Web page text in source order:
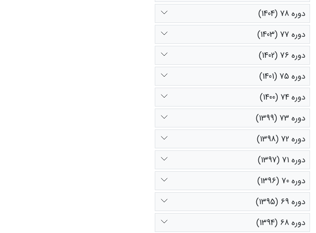
دوره 78 (1404)
دوره 77 (1403)
دوره 76 (1402)
دوره 75 (1401)
دوره 74 (1400)
دوره 73 (1399)
دوره 72 (1398)
دوره 71 (1397)
دوره 70 (1396)
دوره 69 (1395)
دوره 68 (1394)